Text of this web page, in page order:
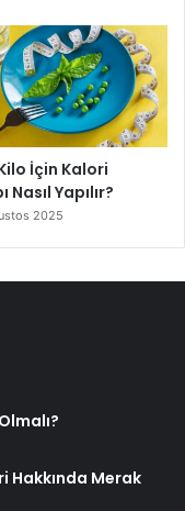
İçin Kalori
Nasıl Yapılır?
2025
Hakkında Merak